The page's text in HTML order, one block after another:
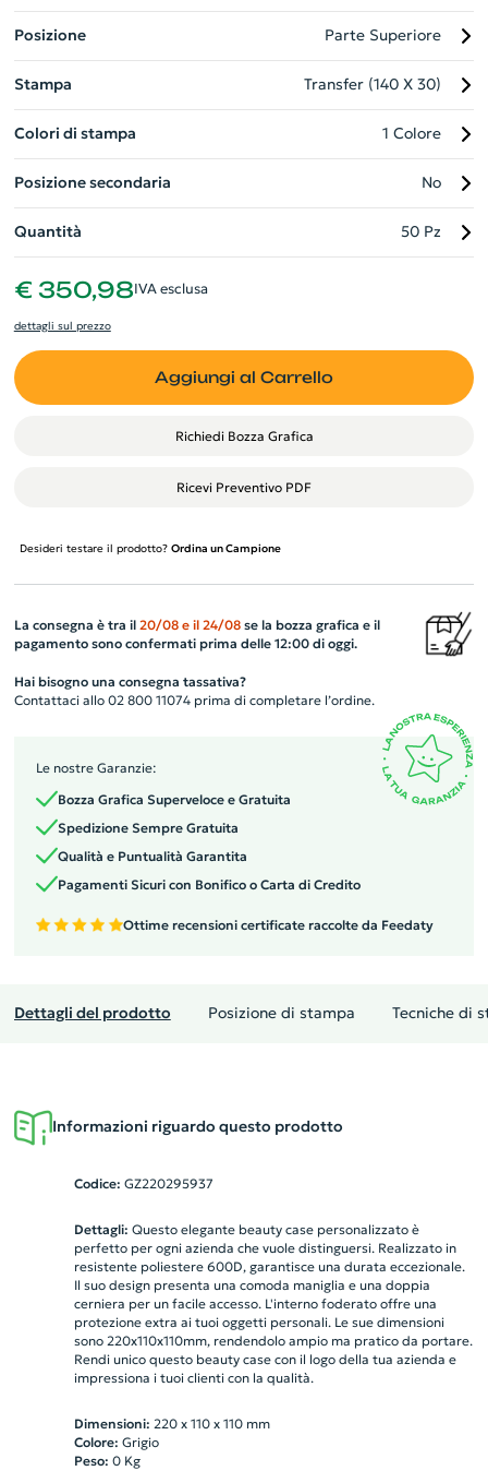
Rendi unico questo beauty case con il logo della tua azienda e
impressiona i tuoi clienti con la qualità.
Posizione Parte Superiore
Stampa Transfer (140 X 30)
Colori di stampa 1 Colore
Posizione secondaria No
Quantità 50 Pz
€ 350,98IVA esclusa
dettagli sul prezzo
Aggiungi al Carrello
Richiedi Bozza Grafica
Ricevi Preventivo PDF
Desideri testare il prodotto? Ordina un Campione
La consegna è tra il 20/08 e il 24/08se la bozza grafica e il
pagamento sono confermati prima delle 12:00 di oggi.
Hai bisogno una consegna tassativa?
Contattaci allo 02 800 11074 prima di completare l’ordine.
Le nostre Garanzie:
Bozza Grafica Superveloce e Gratuita
Spedizione Sempre Gratuita
Qualità e Puntualità Garantita
Pagamenti Sicuri con Bonifico o Carta di Credito
Ottime recensioni certificate raccolte da Feedaty
Dettagli del prodotto Posizione di stampa Tecniche di
Informazioni riguardo questo prodotto
Codice: GZ220295937
Dettagli: Questo elegante beauty case personalizzato è
perfetto per ogni azienda che vuole distinguersi. Realizzato in
resistente poliestere 600D, garantisce una durata eccezionale.
Il suo design presenta una comoda maniglia e una doppia
cerniera per un facile accesso. L'interno foderato offre una
protezione extra ai tuoi oggetti personali. Le sue dimensioni
sono 220x110x110mm, rendendolo ampio ma pratico da portare.
Rendi unico questo beauty case con il logo della tua azienda e
impressiona i tuoi clienti con la qualità.
Dimensioni: 220 x 110 x 110 mm
Colore: Grigio
Peso: 0Kg